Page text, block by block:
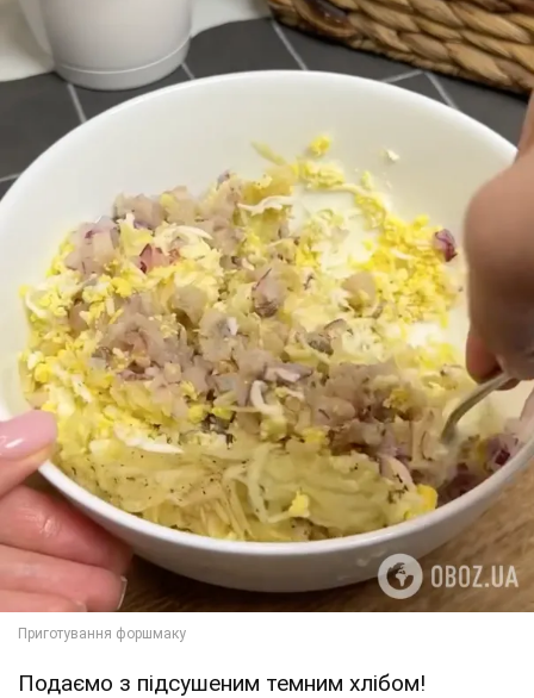
Подаємо з підсушеним темним хлібом!